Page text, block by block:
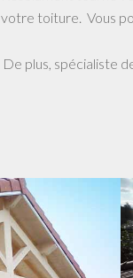
votre toiture. Vous
De plus, spécialiste